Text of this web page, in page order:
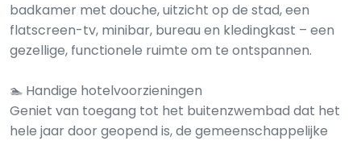
badkamer met douche, uitzicht op de stad, een
flatscreen-tv, minibar, bureau en kledingkast – een
gezellige, functionele ruimte om te ontspannen.
🏊 Handige hotelvoorzieningen
Geniet van toegang tot het buitenzwembad dat het
hele jaar door geopend is, de gemeenschappelijke